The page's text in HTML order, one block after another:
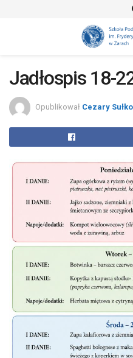
Jadłospis 18-
Opublikował Cezary